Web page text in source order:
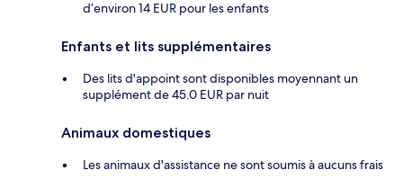
d’environ 14 EUR pour les enfants
Enfants et lits supplémentaires
Des lits d'appoint sont disponibles moyennant un
supplément de 45.0 EUR par nuit
Animaux domestiques
Les animaux d'assistance ne sont soumis à aucuns frais